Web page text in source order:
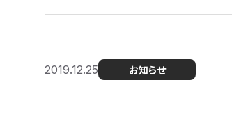
2019.12.25 お知らせ